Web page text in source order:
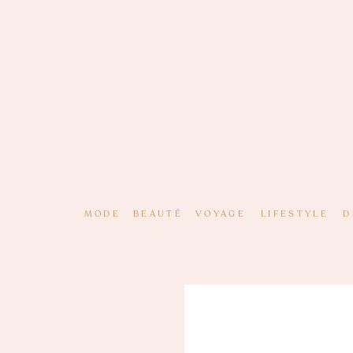
LIFESTYLE
VOYAGE
BEAUTÉ
MODE